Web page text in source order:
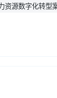
资源数字化转型